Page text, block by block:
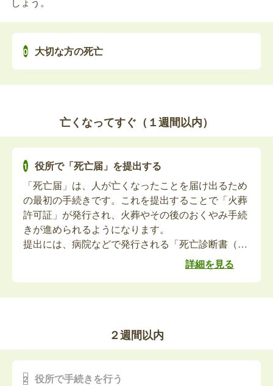
亡くなった方が介護保険負担割合証を持っていた場
合、返納が必要です。
亡くなった方が負担限度額認定証を持っていた場
介護認定申請の取り下げ
亡くなった方が介護の認定申請中の場合は、介護認
定申請を取り下げる手続きをお願いします。なお、
認定申請中で介護サービスを利用していた場合な
ど、認定結果が必要な場合は取り下げ不要です。
介護保険に関する送付先の変更
亡くなった後も、介護保険に関係する書類をお送り
することがあります。亡くなった方が単身世帯など
の場合、送付先の変更をお申し出いただければ、指
高額介護サービス費振込先の変更
高額介護サービス費の振込先が亡くなった方の口座
の場合、振込先口座を変更する手続きをお願いしま
大切な方の死亡
亡くなってすぐ（１週間以内）
役所で「死亡届」を提出する
「死亡届」は、人が亡くなったことを届け出るため
の最初の手続きです。これを提出することで「火葬
許可証」が発行され、火葬やその後のおくやみ手続
きが進められるようになります。
提出には、病院などで発行される「死亡診断書（死
体検案書）」をもって、故人の死亡を知った日を含
めて7日以内に提出する必要があります。
が多く、ご家族が役所に出向くことは少なくなって
ただし、死亡届が提出されていないと火葬許可証が
発行されず、手続きも滞ってしまうため、葬儀社に
任せる場合も、提出状況を必ず確認しましょう。
葬儀の期間中に行う手続きは、基本的にこの「死亡
詳細を見る
２週間以内
役所で手続きを行う